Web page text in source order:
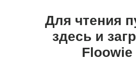
Для чтения
здесь и
Floowie